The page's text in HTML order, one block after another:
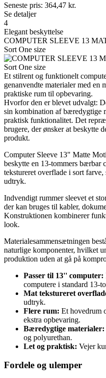
Seneste pris: 364,47 kr.
Se detaljer
4
Elegant beskyttelse
COMPUTER SLEEVE 13
Sort One size
Et stilrent og funktionelt
genanvendte materialer med en
praktiske rum til opbevaring.
Hvorfor den er blevet udvalgt:
sin kombination af bæredygtige
praktisk funktionalitet. Det
brugere, der ønsker at beskytte
produkt.
Computer Sleeve 13" Matte
beskytte en 13-tommers bærbar
tekstureret overflade i sort
udtryk.
Indvendigt rummer sleevet et
der kan bruges til kabler,
Konstruktionen kombinerer
look.
Materialesammensætningen
naturlige komponenter, hvilket
produktion uden at gå på
Passer til 13'' computer:
computere i standard 13-
Mat tekstureret
udtryk.
Flere rum: Et hovedrum
ekstra opbevaring.
Bæredygtige materialer:
og polyurethan.
Let og praktisk: Vejer
Fordele og ulemper